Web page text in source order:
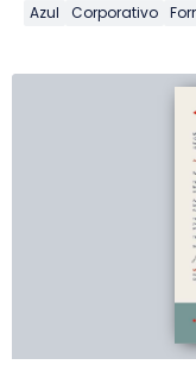
Azul Corporativo